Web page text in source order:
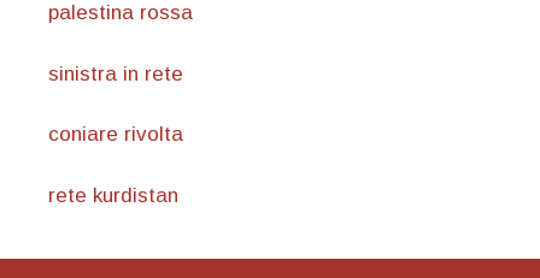
palestina rossa
sinistra in rete
coniare rivolta
rete kurdistan